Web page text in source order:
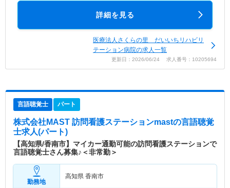
詳細を見る
医療法人さくらの里 だいいちリハビリ
テーション病院の求人一覧
更新日：2026/06/24 求人番号：10205694
言語聴覚士 パート
株式会社MAST 訪問看護ステーションmastの言語聴覚
士求人(パート)
【高知県/香南市】マイカー通勤可能の訪問看護ステーションで
言語聴覚士さん募集♪＜非常勤＞
勤務地
高知県 香南市